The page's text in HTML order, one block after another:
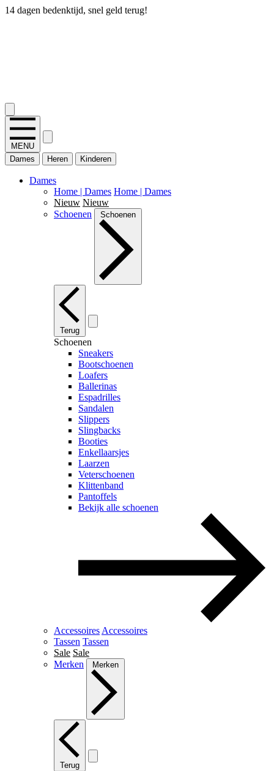
14 dagen bedenktijd, snel geld terug!
MENU
Dames
Heren Kinderen
Dames
Home | Dames Home | Dames
Nieuw Nieuw
Schoenen
Schoenen
Terug
Schoenen
Sneakers
Bootschoenen
Loafers
Ballerinas
Espadrilles
Sandalen
Slippers
Slingbacks
Booties
Enkellaarsjes
Laarzen
Veterschoenen
Klittenband
Pantoffels
Bekijk alle schoenen
Accessoires Accessoires
Tassen Tassen
Sale Sale
Merken
Merken
Terug